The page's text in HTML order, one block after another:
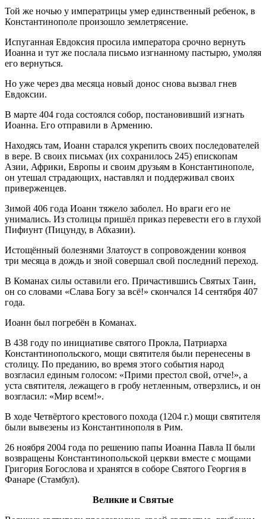
Той же ночью у императрицы умер единственный ребенок, в
Константинополе произошло землетрясение.
Испуганная Евдоксия просила императора срочно вернуть
Иоанна и тут же послала письмо изгнанному пастырю, умоляя
его вернуться.
Но уже через два месяца новый донос снова вызвал гнев
Евдоксии.
В марте 404 года состоялся собор, постановивший изгнать
Иоанна. Его отправили в Армению.
Находясь там, Иоанн старался укрепить своих последователей
в вере. В своих письмах (их сохранилось 245) епископам
Азии, Африки, Европы и своим друзьям в Константинополе,
он утешал страдающих, наставлял и поддерживал своих
приверженцев.
Зимой 406 года Иоанн тяжело заболел. Но враги его не
унимались. Из столицы пришёл приказ перевести его в глухой
Пифиунт (Пицунду, в Абхазии).
Истощённый болезнями Златоуст в сопровождении конвоя
три месяца в дождь и зной совершал свой последний переход.
В Команах силы оставили его. Причастившись Святых Таин,
он со словами «Слава Богу за всё!» скончался 14 сентября 407
года.
Иоанн был погребён в Команах.
В 438 году по инициативе святого Прокла, Патриарха
Константинопольского, мощи святителя были перенесены в
столицу. По преданию, во время этого события народ
возгласил единым голосом: «Прими престол свой, отче!», а
уста святителя, лежащего в гробу нетленным, отверзлись, и он
возгласил: «Мир всем!».
В ходе Четвёртого крестового похода (1204 г.) мощи святителя
были вывезены из Константинополя в Рим.
26 ноября 2004 года по решению папы Иоанна Павла II были
возвращены Константинопольской церкви вместе с мощами
Григория Богослова и хранятся в соборе Святого Георгия в
Фанаре (Стамбул).
Великие и Святые